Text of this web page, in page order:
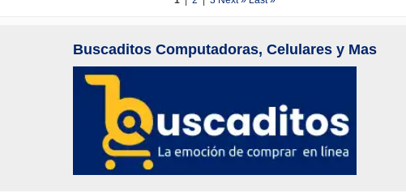
Buscaditos Computadoras, Celulares y Mas